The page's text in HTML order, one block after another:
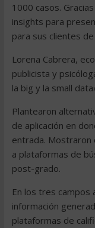
1000 casos.
insights para
para sus clientes
Lorena Cabrera,
publicista y
la big y la small
Plantearon
de aplicación en
entrada. Mostraron
a plataformas de
post-grado.
En los tres campos
información
plataformas de